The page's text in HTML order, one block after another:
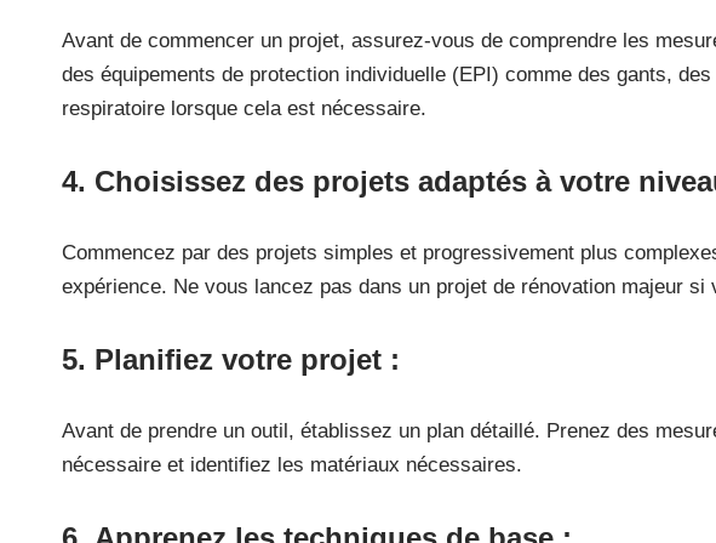
3. Sécurité d’abord:
des équipements de protection individuelle (EPI) comme des gants, des
4.Choisissez des projets adaptés à votre
Commencez par des projets simples et progressivement plus
5.Planifiez votre projet: